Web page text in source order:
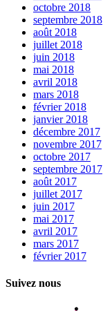
octobre 2018
septembre 2018
août 2018
juillet 2018
juin 2018
mai 2018
avril 2018
mars 2018
février 2018
janvier 2018
décembre 2017
novembre 2017
octobre 2017
septembre 2017
août 2017
juillet 2017
juin 2017
mai 2017
avril 2017
mars 2017
février 2017
Suivez nous